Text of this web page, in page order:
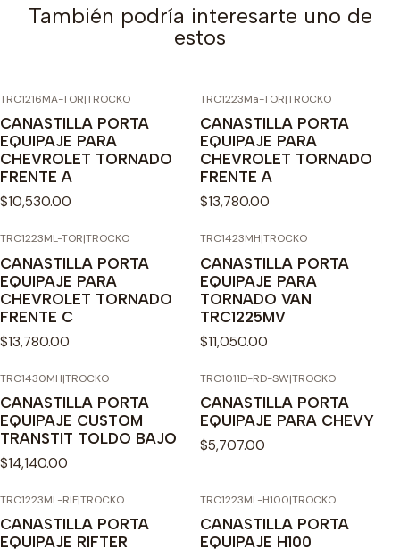
También podría interesarte uno de
estos
TRC1216MA-TOR|TROCKO
CANASTILLA PORTA
EQUIPAJE PARA
CHEVROLET TORNADO
FRENTE A
$10,530.00
TRC1223Ma-TOR|TROCKO
CANASTILLA PORTA
EQUIPAJE PARA
CHEVROLET TORNADO
FRENTE A
$13,780.00
TRC1223ML-TOR|TROCKO
CANASTILLA PORTA
EQUIPAJE PARA
CHEVROLET TORNADO
FRENTE C
$13,780.00
TRC1423MH|TROCKO
CANASTILLA PORTA
EQUIPAJE PARA
TORNADO VAN
TRC1225MV
$11,050.00
TRC1430MH|TROCKO
CANASTILLA PORTA
EQUIPAJE CUSTOM
TRANSTIT TOLDO BAJO
$14,140.00
TRC1011D-RD-SW|TROCKO
CANASTILLA PORTA
EQUIPAJE PARA CHEVY
$5,707.00
TRC1223ML-RIF|TROCKO
CANASTILLA PORTA
EQUIPAJE RIFTER
TRC1223ML-H100|TROCKO
CANASTILLA PORTA
EQUIPAJE H100